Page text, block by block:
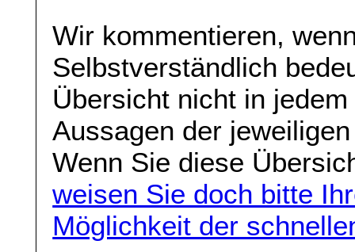
Wir kommentieren,
Selbstverständlich
Übersicht nicht in
Aussagen der
Wenn Sie diese
weisen Sie doch bitte
Möglichkeit der